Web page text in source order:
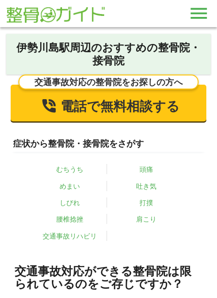
伊勢川島駅周辺のおすすめの整骨院・
接骨院
交通事故対応の整骨院をお探しの方へ
電話で無料相談する
症状から整骨院・接骨院をさがす
むちうち 頭痛
めまい 吐き気
しびれ 打撲
腰椎捻挫 肩こり
交通事故リハビリ
交通事故対応ができる整骨院は限
られているのをご存じですか？